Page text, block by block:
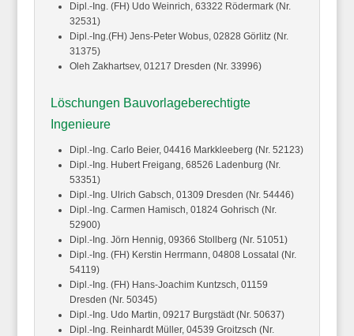
Dipl.-Ing. (FH) Udo Weinrich,63322 Rödermark (Nr.
32531)
Dipl.-Ing.(FH) Jens-Peter Wobus,02828 Görlitz (Nr.
31375)
Oleh Zakhartsev,01217 Dresden (Nr. 33996)
Löschungen Bauvorlageberechtigte
Ingenieure
Dipl.-Ing. Carlo Beier,04416 Markkleeberg (Nr. 52123)
Dipl.-Ing. Hubert Freigang,68526 Ladenburg (Nr.
53351)
Dipl.-Ing. Ulrich Gabsch,01309 Dresden (Nr. 54446)
Dipl.-Ing. Carmen Hamisch,01824 Gohrisch (Nr.
52900)
Dipl.-Ing. Jörn Hennig,09366 Stollberg (Nr. 51051)
Dipl.-Ing. (FH) Kerstin Herrmann,04808 Lossatal (Nr.
54119)
Dipl.-Ing. (FH) Hans-Joachim Kuntzsch,01159
Dresden (Nr. 50345)
Dipl.-Ing. Udo Martin,09217 Burgstädt (Nr. 50637)
Dipl.-Ing. Reinhardt Müller,04539 Groitzsch (Nr.